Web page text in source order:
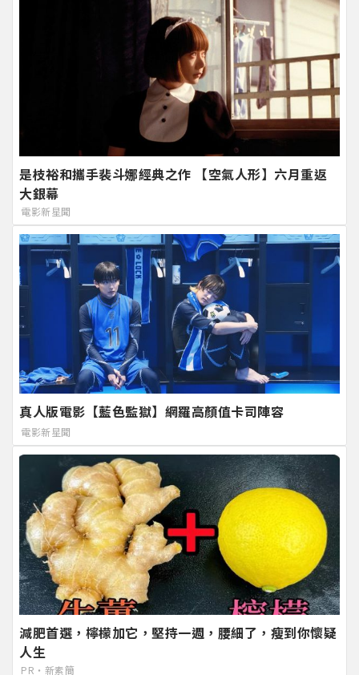
是枝裕和攜手裴斗娜經典之作 【空氣人形】六月重返
大銀幕
電影新星聞
真人版電影【藍色監獄】網羅高顏值卡司陣容
電影新星聞
減肥首選，檸檬加它，堅持一週，腰細了，瘦到你懷疑
人生
PR・新素簡